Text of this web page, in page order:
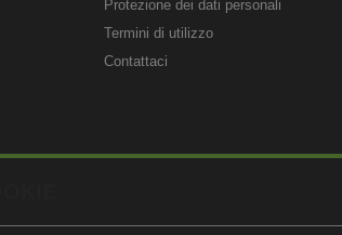
Protezione dei dati personali
Termini di utilizzo
Contattaci